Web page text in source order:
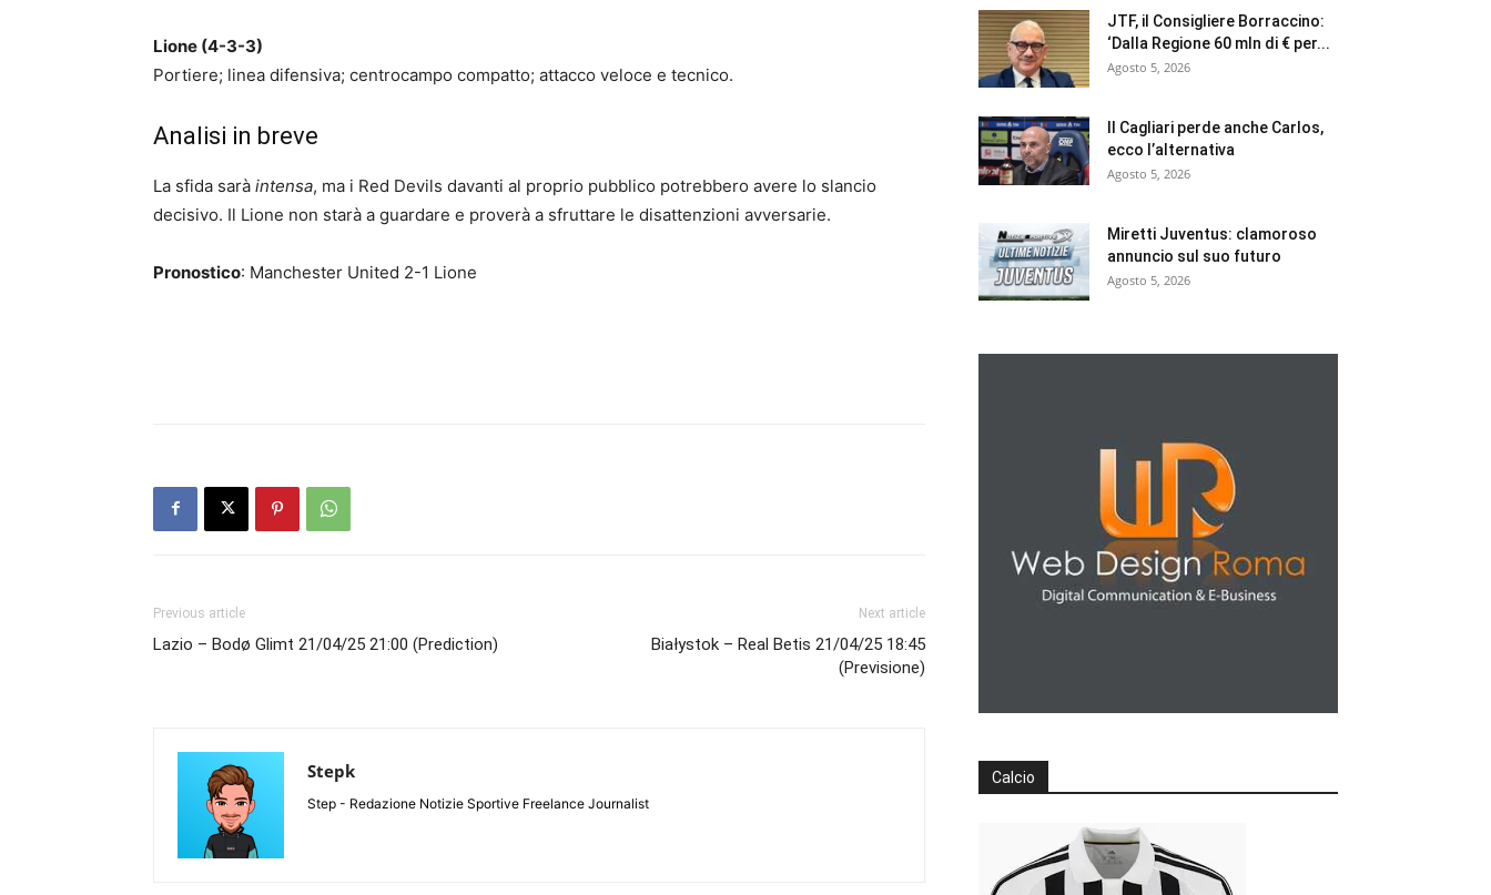
Lione (4-3-3)
Portiere; linea difensiva; centrocampo compatto; attacco veloce e tecnico.
Analisi in breve
La sfida sarà intensa, ma i Red Devils davanti al proprio pubblico potrebbero avere lo slancio
decisivo. Il Lione non starà a guardare e proverà a sfruttare le disattenzioni avversarie.
Pronostico: Manchester United 2-1 Lione
Previous article
Lazio – Bodø Glimt 21/04/25 21:00 (Prediction)
Next article
Białystok – Real Betis 21/04/25 18:45
(Previsione)
Stepk
Step - Redazione Notizie Sportive Freelance Journalist
JTF, il Consigliere Borraccino:
‘Dalla Regione 60 mln di € per...
Agosto 5, 2026
Il Cagliari perde anche Carlos,
ecco l’alternativa
Agosto 5, 2026
Miretti Juventus: clamoroso
annuncio sul suo futuro
Agosto 5, 2026
Calcio